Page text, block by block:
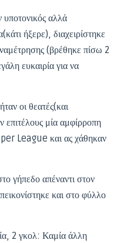
αλλά
ήξερε), διαχειρίστηκε
(βρέθηκε πίσω 2
ευκαιρία για να
οι θεατές(και
μία αμφίρροπη
League και ας χάθηκαν
γήπεδο απέναντι στον
και στο φύλλο
2 γκολ: Καμία άλλη